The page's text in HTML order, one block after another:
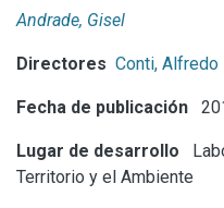
Andrade, Gisel
Directores Conti, Alfredo
Fecha de publicación
Lugar de desarrollo
Territorio y el Ambiente